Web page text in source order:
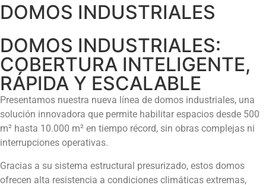
DOMOS INDUSTRIALES
DOMOS INDUSTRIALES:
COBERTURA INTELIGENTE,
RÁPIDA Y ESCALABLE
Presentamos nuestra nueva línea de domos industriales, una
solución innovadora que permite habilitar espacios desde 500
m² hasta 10.000 m² en tiempo récord, sin obras complejas ni
interrupciones operativas.
Gracias a su sistema estructural presurizado, estos domos
ofrecen alta resistencia a condiciones climáticas extremas,